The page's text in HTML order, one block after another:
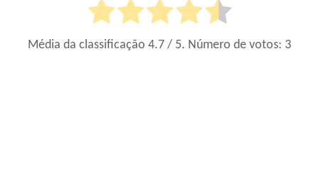
Média da classificação 4.7 / 5. Número de votos: 3